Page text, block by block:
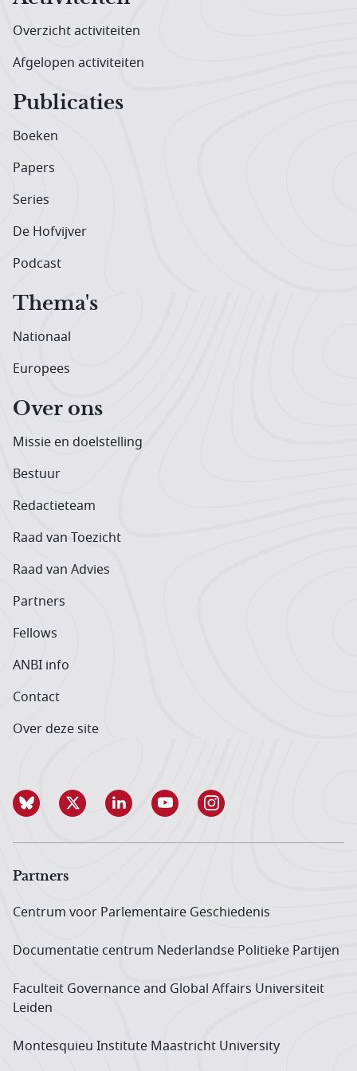
Overzicht activiteiten
Afgelopen activiteiten
Publicaties
Boeken
Papers
Series
De Hofvijver
Podcast
Thema's
Nationaal
Europees
Over ons
Missie en doelstelling
Bestuur
Redactieteam
Raad van Toezicht
Raad van Advies
Partners
Fellows
ANBI info
Contact
Over deze site
Partners
Centrum voor Parlementaire Geschiedenis
Documentatie centrum Neder­landse Politieke Partijen
Faculteit Governance and Global Affairs Universiteit
Leiden
Montesquieu Institute Maastricht University